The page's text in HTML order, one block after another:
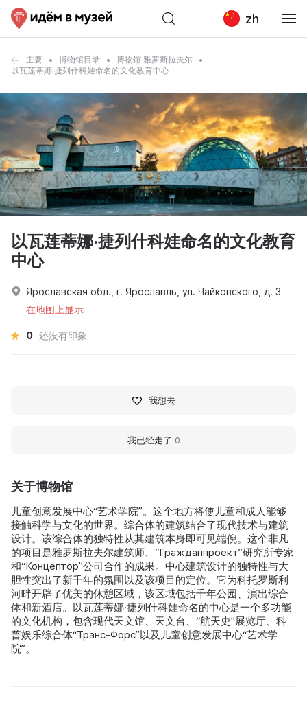
zh
主要 博物馆目录
博物馆 雅罗斯拉夫尔
以瓦莲蒂娜·捷列什科娃命名的文化教育中心
关于博物馆
儿童创意发展中心“艺术学院”。这个地方将使儿童和成人能够
接触科学与文化的世界。综合体的建筑结合了现代技术与建筑
设计。该综合体的独特性从其建筑本身即可见端倪。这个非凡
的项目是雅罗斯拉夫尔建筑师、“Гражданпроект”研究所专家
和“Концептор”公司合作的成果。中心建筑设计的独特性与大
胆性突出了新千年的氛围以及该项目的定位。它为科托罗斯利
河畔开辟了优美的休憩区域，该区域包括千年公园、演出综合
体和新酒店。以瓦莲蒂娜·捷列什科娃命名的中心是一个多功能
的文化机构，包含现代天文馆、天文台、“航天史”展览厅、科
普娱乐综合体“Транс-Форс”以及儿童创意发展中心“艺术学
院”。
以瓦莲蒂娜·捷列什科娃命名的文化教育
中心
Ярославская обл., г. Ярославль, ул. Чайковского, д. 3
在地图上显示
0 还没有印象
我想去
我已经走了 0